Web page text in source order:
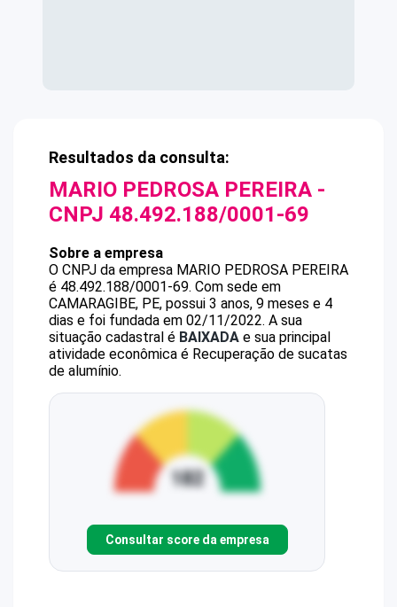
Resultados da consulta:
MARIO PEDROSA PEREIRA -
CNPJ 48.492.188/0001-69
Sobre a empresa
O CNPJ da empresa MARIO PEDROSA PEREIRA
é 48.492.188/0001-69. Com sede em
CAMARAGIBE, PE, possui 3 anos, 9 meses e 4
dias e foi fundada em 02/11/2022. A sua
situação cadastral é BAIXADA e sua principal
atividade econômica é Recuperação de sucatas
de alumínio.
Consultar score da empresa